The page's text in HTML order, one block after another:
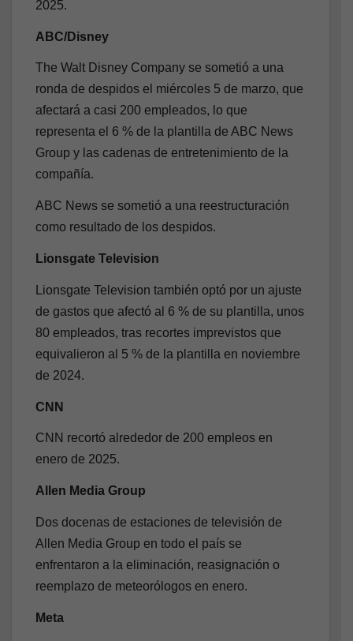
2025.
ABC/Disney
The Walt Disney Company se sometió a una
ronda de despidos el miércoles 5 de marzo, que
afectará a casi 200 empleados, lo que
representa el 6 % de la plantilla de ABC News
Group y las cadenas de entretenimiento de la
compañía.
ABC News se sometió a una reestructuración
como resultado de los despidos.
Lionsgate Television
Lionsgate Television también optó por un ajuste
de gastos que afectó al 6 % de su plantilla, unos
80 empleados, tras recortes imprevistos que
equivalieron al 5 % de la plantilla en noviembre
de 2024.
CNN
CNN recortó alrededor de 200 empleos en
enero de 2025.
Allen Media Group
Dos docenas de estaciones de televisión de
Allen Media Group en todo el país se
enfrentaron a la eliminación, reasignación o
reemplazo de meteorólogos en enero.
Meta